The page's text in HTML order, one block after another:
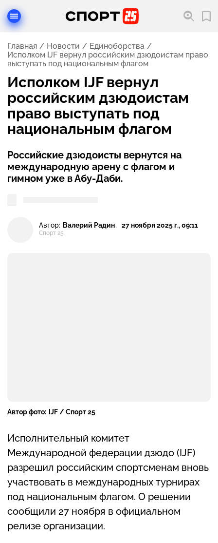
Главная Новости
Единоборства
Исполком IJF вернул российским дзюдоистам право
выступать под национальным флагом
Исполком IJF вернул
российским дзюдоистам
право выступать под
национальным флагом
Российские дзюдоисты вернутся на
международную арену с флагом и
гимном уже в Абу-Даби.
Автор: Валерий Радин
Спорт 25
27 ноября 2025 г., 09:11
Автор фото: IJF / Спорт 25
Исполнительный комитет
Международной федерации дзюдо (IJF)
разрешил российским спортсменам вновь
участвовать в международных турнирах
под национальным флагом. О решении
сообщили 27 ноября в официальном
релизе организации.